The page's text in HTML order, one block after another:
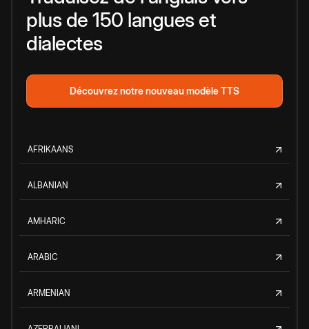
plus de 150 langues et
dialectes
Découvrez notre nouveau modèle TTS
AFRIKAANS
ALBANIAN
AMHARIC
ARABIC
ARMENIAN